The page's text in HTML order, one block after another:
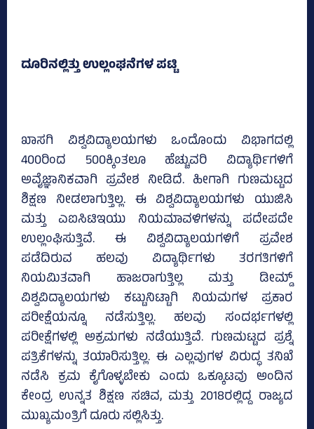
ದೂರಿನಲ್ಲಿತ್ತು ಉಲ್ಲಂಘನೆಗಳ ಪಟ್ಟಿ
ಖಾಸಗಿ ವಿಶ್ವವಿದ್ಯಾಲಯಗಳು ಒಂದೊಂದು ವಿಭಾಗದಲ್ಲಿ
400ರಿಂದ 500ಕ್ಕಿಂತಲೂ ಹೆಚ್ಚುವರಿ ವಿದ್ಯಾರ್ಥಿಗಳಿಗೆ
ಅವೈಜ್ಞಾನಿಕವಾಗಿ ಪ್ರವೇಶ ನೀಡಿದೆ. ಹೀಗಾಗಿ ಗುಣಮಟ್ಟದ
ಶಿಕ್ಷಣ ನೀಡಲಾಗುತ್ತಿಲ್ಲ. ಈ ವಿಶ್ವವಿದ್ಯಾಲಯಗಳು ಯುಜಿಸಿ
ಮತ್ತು ಎಐಸಿಟಿಇಯು ನಿಯಮಾವಳಿಗಳನ್ನು ಪದೇಪದೇ
ಉಲ್ಲಂಘಿಸುತ್ತಿವೆ. ಈ ವಿಶ್ವವಿದ್ಯಾಲಯಗಳಿಗೆ ಪ್ರವೇಶ
ಪಡೆದಿರುವ ಹಲವು ವಿದ್ಯಾರ್ಥಿಗಳು ತರಗತಿಗಳಿಗೆ
ನಿಯಮಿತವಾಗಿ ಹಾಜರಾಗುತ್ತಿಲ್ಲ ಮತ್ತು ಡೀಮ್ಡ್‌
ವಿಶ್ವವಿದ್ಯಾಲಯಗಳು ಕಟ್ಟುನಿಟ್ಟಾಗಿ ನಿಯಮಗಳ ಪ್ರಕಾರ
ಪರೀಕ್ಷೆಯನ್ನೂ ನಡೆಸುತ್ತಿಲ್ಲ. ಹಲವು ಸಂದರ್ಭಗಳಲ್ಲಿ
ಪರೀಕ್ಷೆಗಳಲ್ಲಿ ಅಕ್ರಮಗಳು ನಡೆಯುತ್ತಿವೆ. ಗುಣಮಟ್ಟದ ಪ್ರಶ್ನೆ
ಪತ್ರಿಕೆಗಳನ್ನು ತಯಾರಿಸುತ್ತಿಲ್ಲ. ಈ ಎಲ್ಲವುಗಳ ವಿರುದ್ಧ ತನಿಖೆ
ನಡೆಸಿ ಕ್ರಮ ಕೈಗೊಳ್ಳಬೇಕು ಎಂದು ಒಕ್ಕೂಟವು ಅಂದಿನ
ಕೇಂದ್ರ ಉನ್ನತ ಶಿಕ್ಷಣ ಸಚಿವ, ಮತ್ತು 2018ರಲ್ಲಿದ್ದ ರಾಜ್ಯದ
ಮುಖ್ಯಮಂತ್ರಿಗೆ ದೂರು ಸಲ್ಲಿಸಿತ್ತು.